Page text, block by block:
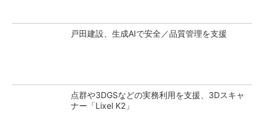
戸田建設、生成AIで安全／品質管理を支援
点群や3DGSなどの実務利用を支援、3Dスキャ
ナー「Lixel K2」